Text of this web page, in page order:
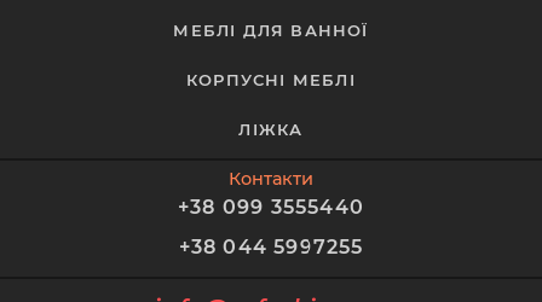
МЕБЛІ ДЛЯ ВАННОЇ
КОРПУСНІ МЕБЛІ
ЛІЖКА
Контакти
+38 099 3555440
+38 044 5997255